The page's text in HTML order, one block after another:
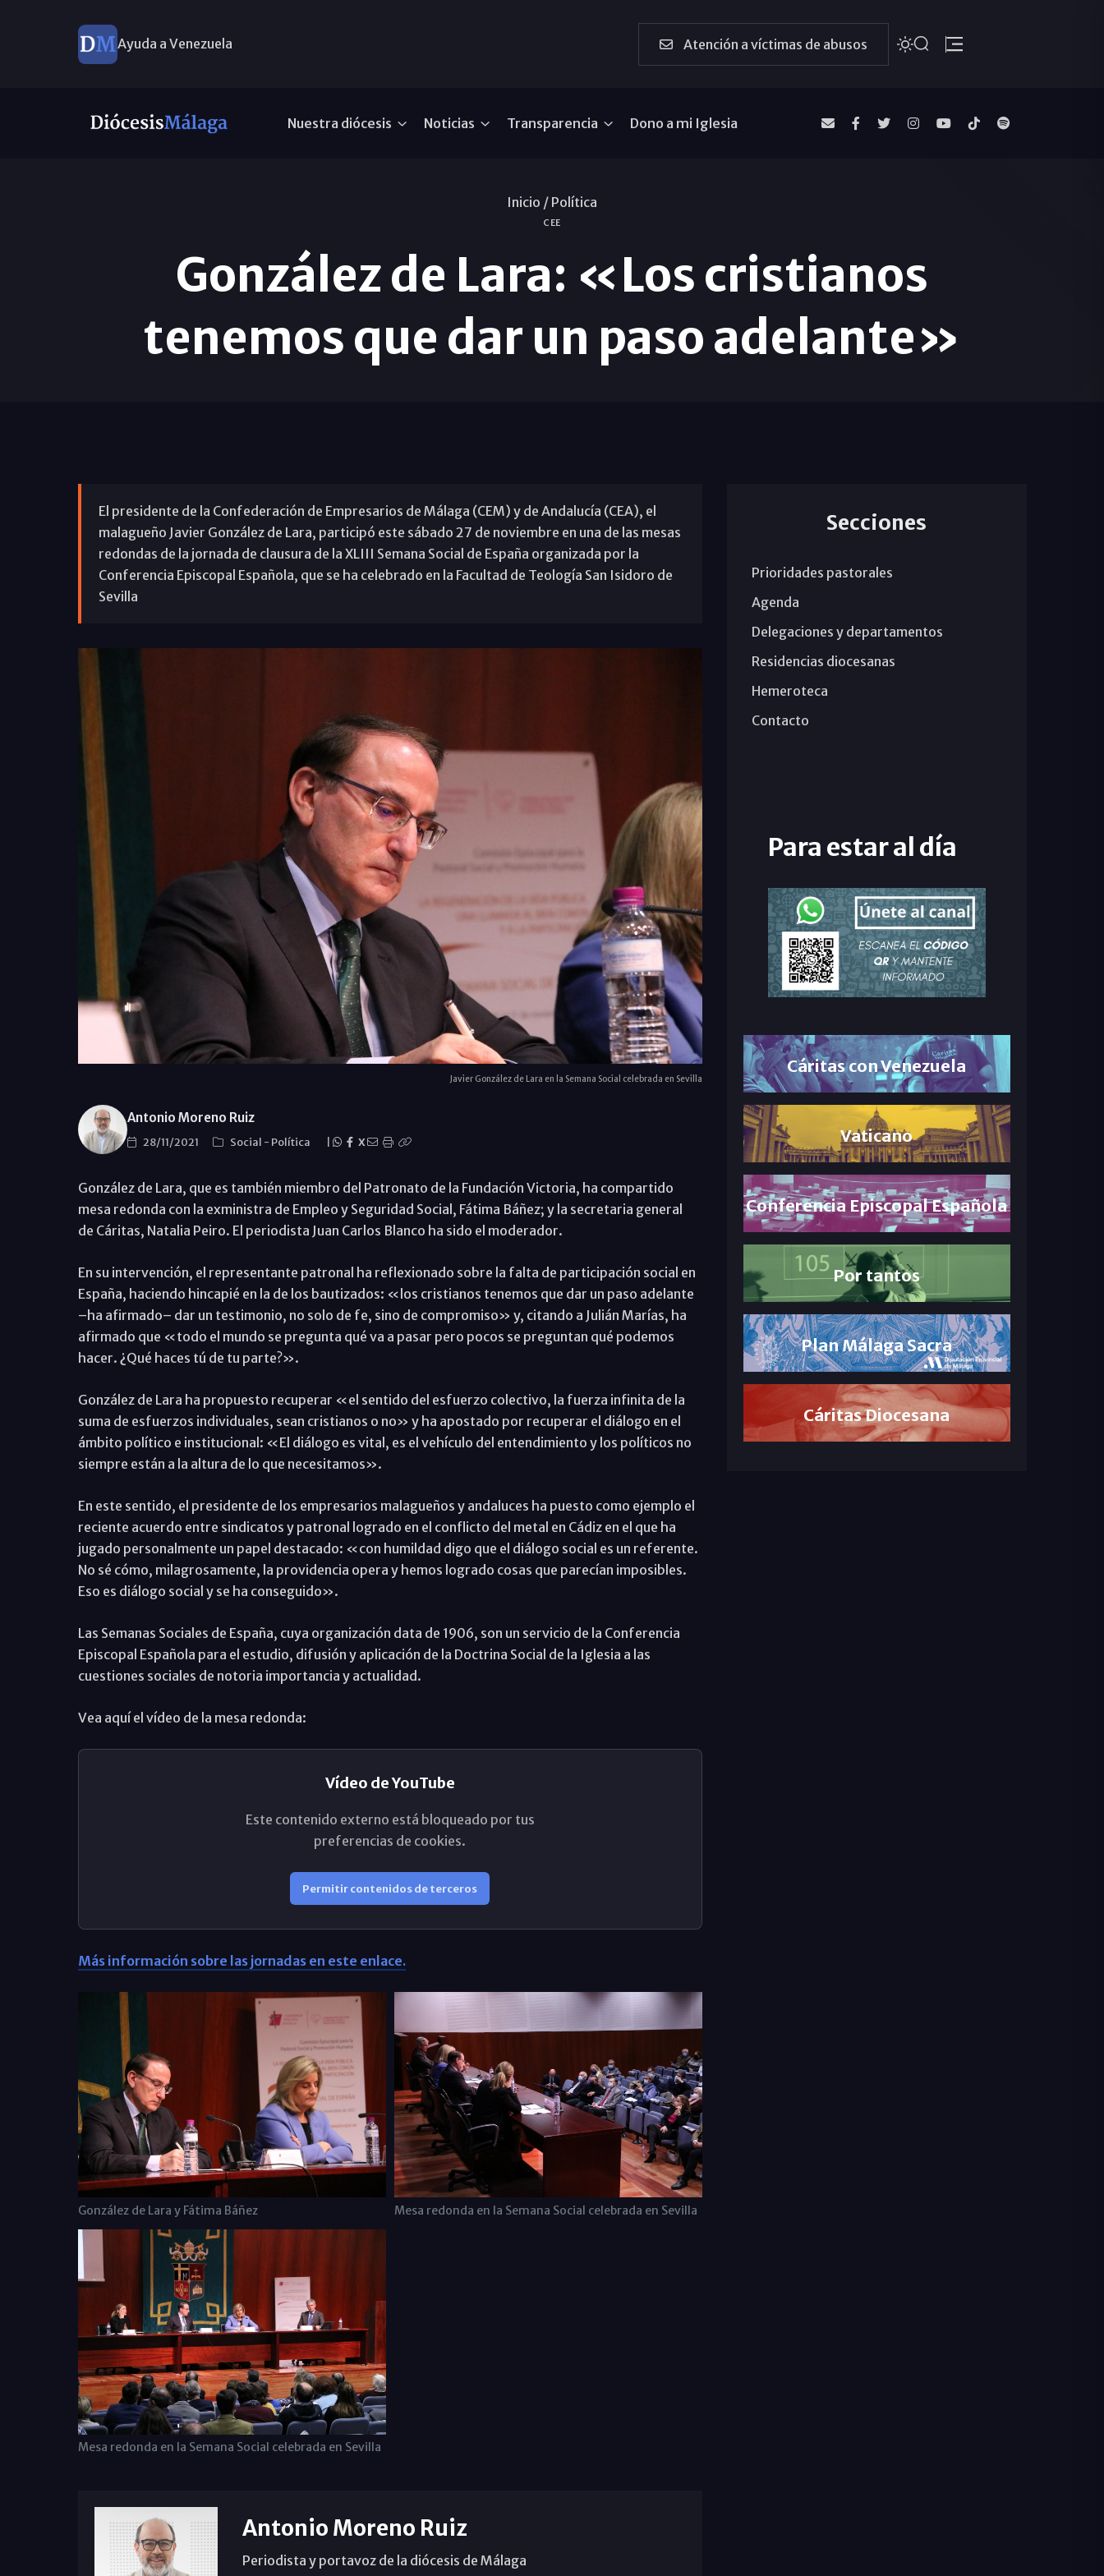
Ayuda a Venezuela Atención a víctimas de abusos
Nuestra diócesis Noticias Transparencia Dono a mi Iglesia
Inicio / Política
CEE
González de Lara: «Los cristianos
tenemos que dar un paso adelante»
El presidente de la Confederación de Empresarios de Málaga (CEM) y de Andalucía (CEA), el
malagueño Javier González de Lara, participó este sábado 27 de noviembre en una de las mesas
redondas de la jornada de clausura de la XLIII Semana Social de España organizada por la
Conferencia Episcopal Española, que se ha celebrado en la Facultad de Teología San Isidoro de
Sevilla
Javier González de Lara en la Semana Social celebrada en Sevilla
Antonio Moreno Ruiz
28/11/2021 Social - Política X
González de Lara, que es también miembro del Patronato de la Fundación Victoria, ha compartido
mesa redonda con la exministra de Empleo y Seguridad Social, Fátima Báñez; y la secretaria general
de Cáritas, Natalia Peiro. El periodista Juan Carlos Blanco ha sido el moderador.
En su intervención, el representante patronal ha reflexionado sobre la falta de participación social en
España, haciendo hincapié en la de los bautizados: «los cristianos tenemos que dar un paso adelante
–ha afirmado– dar un testimonio, no solo de fe, sino de compromiso» y, citando a Julián Marías, ha
afirmado que «todo el mundo se pregunta qué va a pasar pero pocos se preguntan qué podemos
hacer. ¿Qué haces tú de tu parte?».
González de Lara ha propuesto recuperar «el sentido del esfuerzo colectivo, la fuerza infinita de la
suma de esfuerzos individuales, sean cristianos o no» y ha apostado por recuperar el diálogo en el
ámbito político e institucional: «El diálogo es vital, es el vehículo del entendimiento y los políticos no
siempre están a la altura de lo que necesitamos».
En este sentido, el presidente de los empresarios malagueños y andaluces ha puesto como ejemplo el
reciente acuerdo entre sindicatos y patronal logrado en el conflicto del metal en Cádiz en el que ha
jugado personalmente un papel destacado: «con humildad digo que el diálogo social es un referente.
No sé cómo, milagrosamente, la providencia opera y hemos logrado cosas que parecían imposibles.
Eso es diálogo social y se ha conseguido».
Las Semanas Sociales de España, cuya organización data de 1906, son un servicio de la Conferencia
Episcopal Española para el estudio, difusión y aplicación de la Doctrina Social de la Iglesia a las
cuestiones sociales de notoria importancia y actualidad.
Vea aquí el vídeo de la mesa redonda:
Vídeo de YouTube
Este contenido externo está bloqueado por tus
preferencias de cookies.
Permitir contenidos de terceros
Más información sobre las jornadas en este enlace.
González de Lara y Fátima Báñez Mesa redonda en la Semana Social celebrada en Sevilla
Mesa redonda en la Semana Social celebrada en Sevilla
Antonio Moreno Ruiz
Periodista y portavoz de la diócesis de Málaga
Secciones
Prioridades pastorales
Agenda
Delegaciones y departamentos
Residencias diocesanas
Hemeroteca
Contacto
Para estar al día
Cáritas con Venezuela
Vaticano
Conferencia Episcopal Española
Por tantos
Plan Málaga Sacra
Cáritas Diocesana